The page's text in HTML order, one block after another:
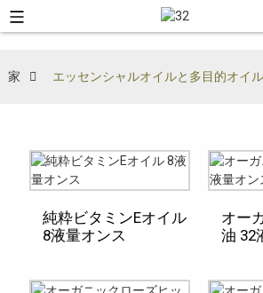
家 エッセンシャルオイルと多目的オイル
純粋ビタミンEオイル
8液量オンス
オー
油 32